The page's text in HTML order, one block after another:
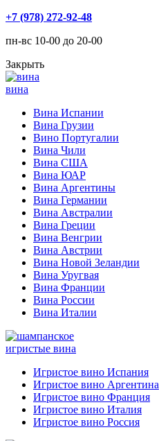
+7 (978) 272-92-48
пн-вс 10-00 до 20-00
Закрыть
вина
Вина Испании
Вина Грузии
Вино Португалии
Вина Чили
Вина США
Вина ЮАР
Вина Аргентины
Вина Германии
Вина Австралии
Вина Греции
Вина Венгрии
Вина Австрии
Вина Новой Зеландии
Вина Уругвая
Вина Франции
Вина России
Вина Италии
игристые вина
Игристое вино Испания
Игристое вино Аргентина
Игристое вино Франция
Игристое вино Италия
Игристое вино Россия